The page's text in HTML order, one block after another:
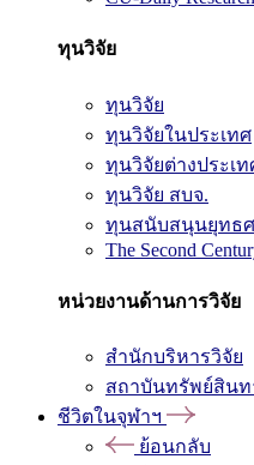
ทุนวิจัย
ทุนวิจัย
ทุนวิจัยในประเทศ
ทุนวิจัยต่างประเท
ทุนวิจัย สบจ.
ทุนสนับสนุนยุทธศ
The Second
หน่วยงานด้านการวิจัย
สำนักบริหารวิจัย
สถาบันทรัพย์สิน
ชีวิตในจุฬาฯ
ย้อนกลับ